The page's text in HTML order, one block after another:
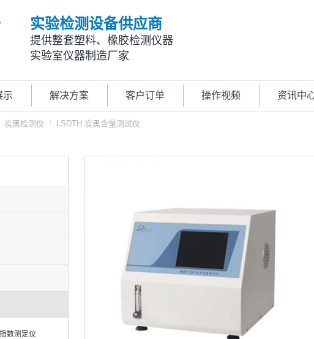
实验检测设备供应商
提供整套塑料、橡胶检测仪器
实验室仪器制造厂家
示 解决方案 客户订单 操作视频 资讯中
炭黑检测仪 LSDTH 炭黑含量测试仪
数测定仪